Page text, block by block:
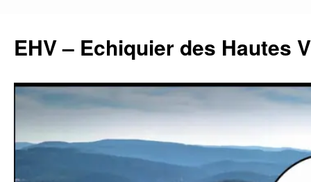
contenu
EHV – Echiquier des Hautes